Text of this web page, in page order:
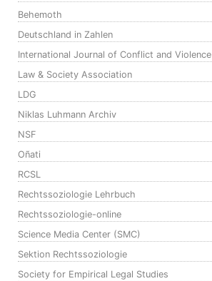
Behemoth
Deutschland in Zahlen
International Journal of Conflict and Violence
Law & Society Association
LDG
Niklas Luhmann Archiv
NSF
Oñati
RCSL
Rechtssoziologie Lehrbuch
Rechtssoziologie-online
Science Media Center (SMC)
Sektion Rechtssoziologie
Society for Empirical Legal Studies